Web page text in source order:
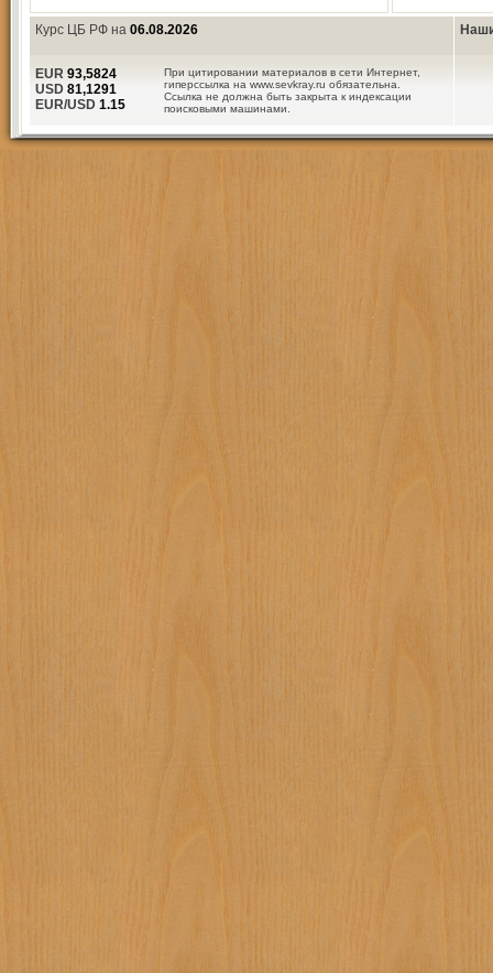
Курс ЦБ РФ на 06.08.2026
При цитировании материалов в сети Интернет,
гиперссылка на www.sevkray.ru обязательна.
Ссылка не должна быть закрыта к индексации
поисковыми машинами.
EUR 93,5824
USD 81,1291
EUR/USD 1.15